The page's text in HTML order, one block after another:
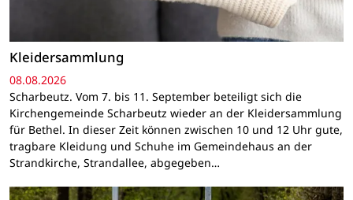
Kleidersammlung
08.08.2026
Scharbeutz. Vom 7. bis 11. September beteiligt sich die
Kirchengemeinde Scharbeutz wieder an der Kleidersammlung
für Bethel. In dieser Zeit können zwischen 10 und 12 Uhr gute,
tragbare Kleidung und Schuhe im Gemeindehaus an der
Strandkirche, Strandallee, abgegeben…